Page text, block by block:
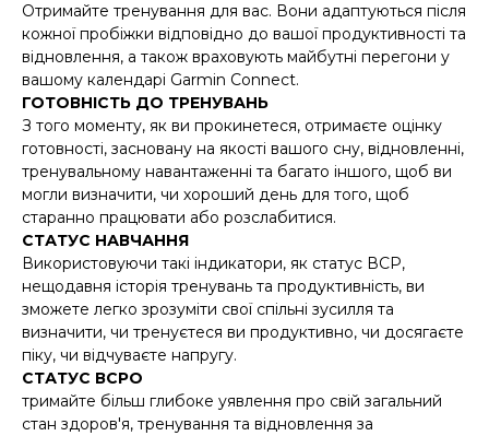
Отримайте тренування для вас. Вони адаптуються після
кожної пробіжки відповідно до вашої продуктивності та
відновлення, а також враховують майбутні перегони у
вашому календарі Garmin Connect.
ГОТОВНІСТЬ ДО ТРЕНУВАНЬ
З того моменту, як ви прокинетеся, отримаєте оцінку
готовності, засновану на якості вашого сну, відновленні,
тренувальному навантаженні та багато іншого, щоб ви
могли визначити, чи хороший день для того, щоб
старанно працювати або розслабитися.
СТАТУС НАВЧАННЯ
Використовуючи такі індикатори, як статус ВСР,
нещодавня історія тренувань та продуктивність, ви
зможете легко зрозуміти свої спільні зусилля та
визначити, чи тренуєтеся ви продуктивно, чи досягаєте
піку, чи відчуваєте напругу.
СТАТУС ВСРО
тримайте більш глибоке уявлення про свій загальний
стан здоров'я, тренування та відновлення за